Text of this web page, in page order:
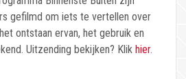
gefilmd om iets te vertellen over
ontstaan ervan, het gebruik en
Uitzending bekijken? Klik hier.